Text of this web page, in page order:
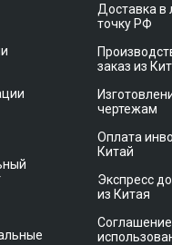
Доставка в
точку РФ
заказ из
чертежам
Оплата
Китай
Экспресс
из Китая